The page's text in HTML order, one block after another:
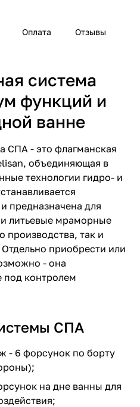
Оплата Отзывы
система
функций и
ванне
СПА - это флагманская
объединяющая в
технологии гидро- и
предназначена для
литьевые мраморные
производства, так и
приобрести или
- она
под контролем
СПА
- 6 форсунок по борту
на дне ванны для